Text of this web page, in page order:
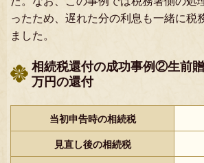
ったため、遅れた分の利息も一緒に税
ました。
相続税還付の成功事例②生前
万円の還付
当初申告時の相続税
見直し後の相続税